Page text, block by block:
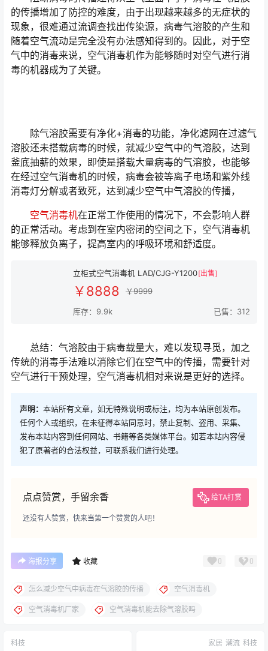
的传播增加了防控的难度，由于出现越来越多的无症状的
现象，很难通过流调查找出传染源，病毒气溶胶的产生和
随着空气流动是完全没有办法感知得到的。因此，对于空
气中的消毒来说，空气消毒机作为能够随时对空气进行消
毒的机器成为了关键。
除气溶胶需要有净化+消毒的功能，净化滤网在过滤气
溶胶还未搭载病毒的时候，就减少空气中的气溶胶，达到
釜底抽薪的效果，即使是搭载大量病毒的气溶胶，也能够
在经过空气消毒机的时候，病毒会被等离子电场和紫外线
消毒灯分解或者致死，达到减少空气中气溶胶的传播，
空气消毒机在正常工作使用的情况下，不会影响人群
的正常活动。考虑到在室内密闭的空间之下，空气消毒机
能够释放负离子，提高室内的呼吸环境和舒适度。
立柜式空气消毒机 LAD/CJG-Y1200[出售]
￥8888 ￥9999
库存：9.9k 已售：312
总结：气溶胶由于病毒载量大，难以发现寻觅，加之
传统的消毒手法难以消除它们在空气中的传播，需要针对
空气进行干预处理，空气消毒机相对来说是更好的选择。
声明： 本站所有文章，如无特殊说明或标注，均为本站原创发布。
任何个人或组织，在未征得本站同意时，禁止复制、盗用、采集、
发布本站内容到任何网站、书籍等各类媒体平台。如若本站内容侵
犯了原著者的合法权益，可联系我们进行处理。
点点赞赏，手留余香 给TA打赏
还没有人赞赏，快来当第一个赞赏的人吧！
海报分享 收藏 0 0
怎么减少空气中病毒在气溶胶的传播 空气消毒机
空气消毒机厂家 空气消毒机能去除气溶胶吗
科技 家居 潮流 科技